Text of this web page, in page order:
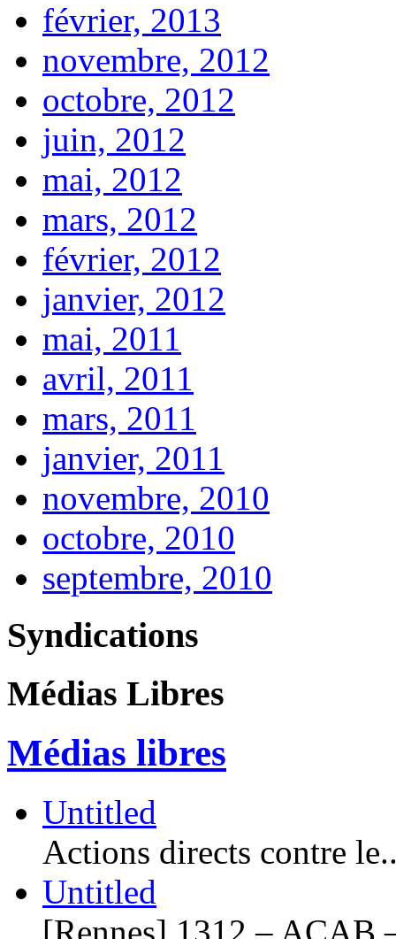
février, 2013
novembre, 2012
octobre, 2012
juin, 2012
mai, 2012
mars, 2012
février, 2012
janvier, 2012
mai, 2011
avril, 2011
mars, 2011
janvier, 2011
novembre, 2010
octobre, 2010
septembre, 2010
Syndications
Médias Libres
Médias libres
Untitled
Actions directs contre
Untitled